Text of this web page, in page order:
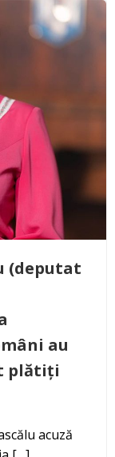
(deputat
au
plătiți
acuză